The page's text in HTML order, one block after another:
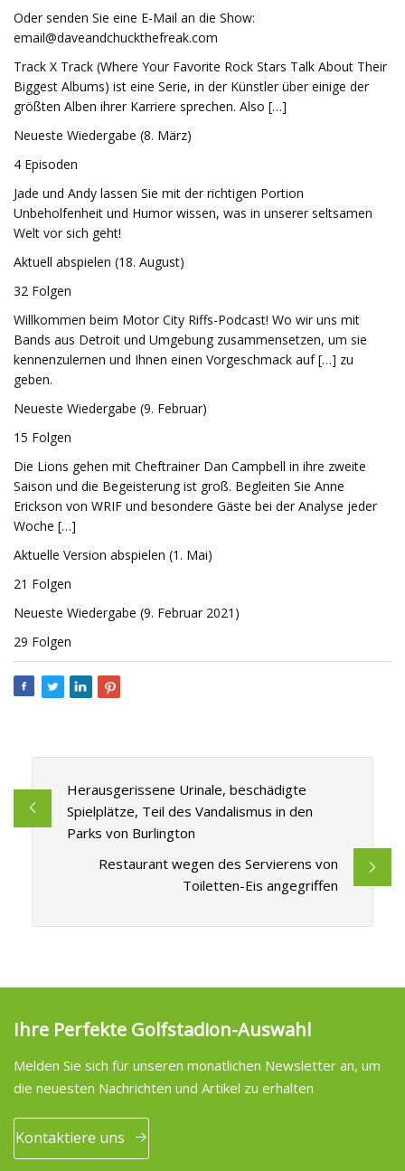
Oder senden Sie eine E-Mail an die Show:
email@daveandchuckthefreak.com
Track X Track (Where Your Favorite Rock Stars Talk About Their
Biggest Albums) ist eine Serie, in der Künstler über einige der
größten Alben ihrer Karriere sprechen. Also […]
Neueste Wiedergabe (8. März)
4 Episoden
Jade und Andy lassen Sie mit der richtigen Portion
Unbeholfenheit und Humor wissen, was in unserer seltsamen
Welt vor sich geht!
Aktuell abspielen (18. August)
32 Folgen
Willkommen beim Motor City Riffs-Podcast! Wo wir uns mit
Bands aus Detroit und Umgebung zusammensetzen, um sie
kennenzulernen und Ihnen einen Vorgeschmack auf […] zu
geben.
Neueste Wiedergabe (9. Februar)
15 Folgen
Die Lions gehen mit Cheftrainer Dan Campbell in ihre zweite
Saison und die Begeisterung ist groß. Begleiten Sie Anne
Erickson von WRIF und besondere Gäste bei der Analyse jeder
Woche […]
Aktuelle Version abspielen (1. Mai)
21 Folgen
Neueste Wiedergabe (9. Februar 2021)
29 Folgen
Herausgerissene Urinale, beschädigte
Spielplätze, Teil des Vandalismus in den
Parks von Burlington
Restaurant wegen des Servierens von
Toiletten-Eis angegriffen
Ihre Perfekte Golfstadion-Auswahl
Melden Sie sich für unseren monatlichen Newsletter an, um
die neuesten Nachrichten und Artikel zu erhalten
Kontaktiere uns